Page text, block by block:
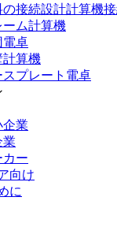
の接続設計計算機
ーム計算機
電卓
計算機
スプレート電卓
企業
業
カー
向け
に